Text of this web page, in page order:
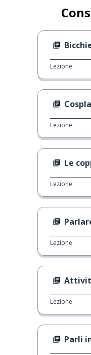
Lezione
Lezione
Le coppie
Lezione
Lezione
Lezione
Parli